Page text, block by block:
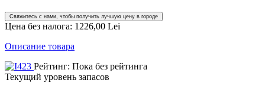
Свяжитесь с нами, чтобы получить лучшую цену в городе
Цена без налога: 1226,00 Lei
Описание товара
Рейтинг: Пока без рейтинга
Текущий уровень запасов